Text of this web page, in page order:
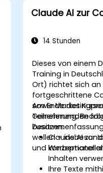
Claude AI zur
14 Stunden
Dieses von einem
Training in
Ort) richtet sich an
fortgeschrittene
sowie
Generierung,
wollen –
und
Am Ende des
Teilnehmenden
besitzen:
Claude AI zur
Inhalten
Ihre Texte